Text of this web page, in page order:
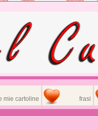
mie cartoline frasi